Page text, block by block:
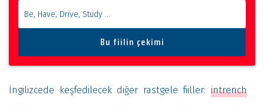
İngilizcede keşfedilecek diğer rastgele fiiller: intrench